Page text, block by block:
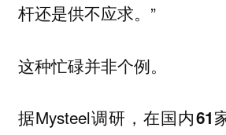
杆还是供不应求。”
这种忙碌并非个例。
据Mysteel调研，在国内61